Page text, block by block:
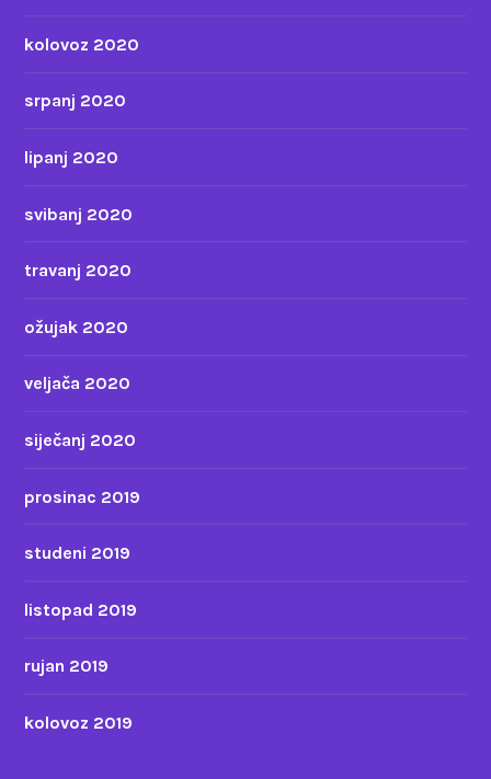
kolovoz 2020
srpanj 2020
lipanj 2020
svibanj 2020
travanj 2020
ožujak 2020
veljača 2020
siječanj 2020
prosinac 2019
studeni 2019
listopad 2019
rujan 2019
kolovoz 2019